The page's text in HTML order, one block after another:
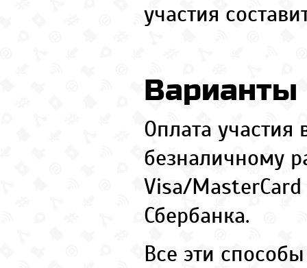
участия
Оплата
безналичному
Visa/MasterCard
Сбербанка.
Все эти